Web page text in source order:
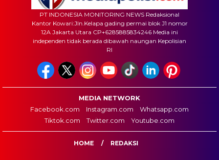
PT INDONESIA MONITORING NEWS Redaksional
Kantor Kowari:Jln.Kelapa gading permai blok J1 nomor
12A Jakarta Utara CP+6285885834246 Media ini
independen tidak berada dibawah naungan Kepolisian
RI
MEDIA NETWORK
Facebook.com
Instagram.com
Whatsapp.com
Tiktok.com
Twitter.com Youtube.com
HOME REDAKSI